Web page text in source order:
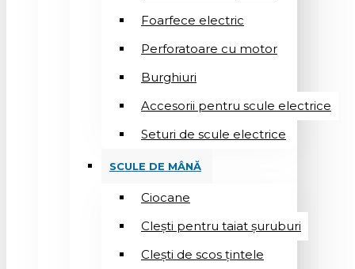
Foarfece electric
Perforatoare cu motor
Burghiuri
Accesorii pentru scule electrice
Seturi de scule electrice
SCULE DE MÂNĂ
Ciocane
Cleşti pentru taiat șuruburi
Clești de scos țintele